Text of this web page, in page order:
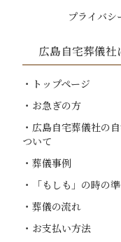
プライバシ
広島自宅葬儀社
トップページ
お急ぎの方
広島自宅葬儀社の
ついて
葬儀事例
「もしも」の時の
葬儀の流れ
お支払い方法